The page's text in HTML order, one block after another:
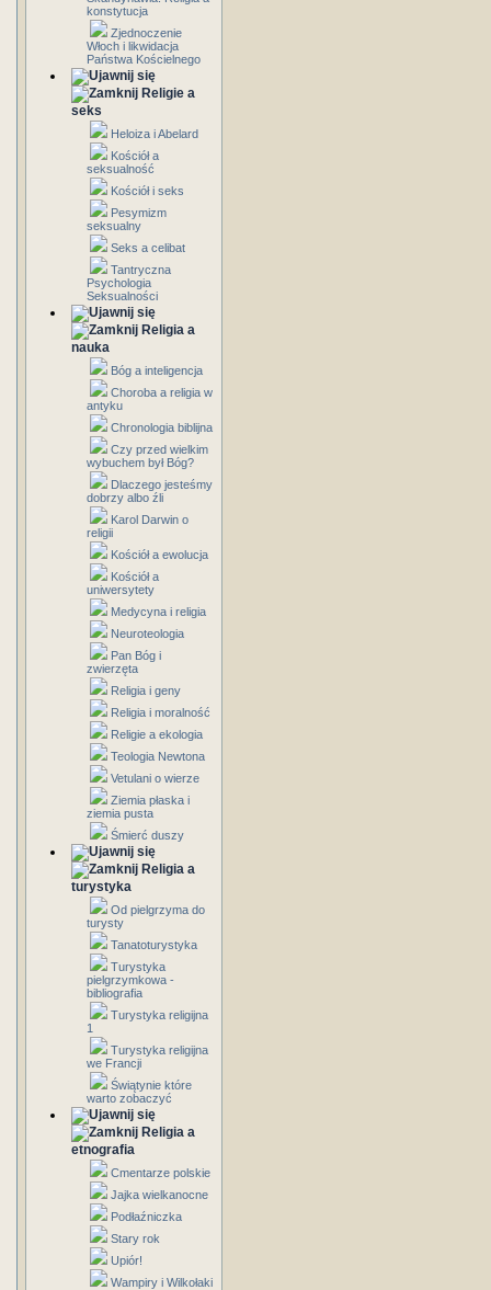
konstytucja
Zjednoczenie
Włoch i likwidacja
Państwa Kościelnego
Religie a
seks
Heloiza i Abelard
Kościół a
seksualność
Kościół i seks
Pesymizm
seksualny
Seks a celibat
Tantryczna
Psychologia
Seksualności
Religia a
nauka
Bóg a inteligencja
Choroba a religia w
antyku
Chronologia biblijna
Czy przed wielkim
wybuchem był Bóg?
Dlaczego jesteśmy
dobrzy albo źli
Karol Darwin o
religii
Kościół a ewolucja
Kościół a
uniwersytety
Medycyna i religia
Neuroteologia
Pan Bóg i
zwierzęta
Religia i geny
Religia i moralność
Religie a ekologia
Teologia Newtona
Vetulani o wierze
Ziemia płaska i
ziemia pusta
Śmierć duszy
Religia a
turystyka
Od pielgrzyma do
turysty
Tanatoturystyka
Turystyka
pielgrzymkowa -
bibliografia
Turystyka religijna
1
Turystyka religijna
we Francji
Świątynie które
warto zobaczyć
Religia a
etnografia
Cmentarze polskie
Jajka wielkanocne
Podłaźniczka
Stary rok
Upiór!
Wampiry i Wilkołaki